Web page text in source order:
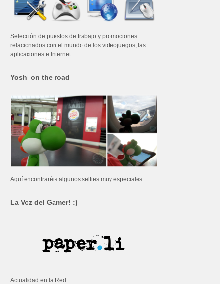
Selección de puestos de trabajo y promociones
relacionados con el mundo de los videojuegos, las
aplicaciones e Internet.
Yoshi on the road
Aquí encontraréis algunos selfies muy especiales
La Voz del Gamer! :)
Actualidad en la Red